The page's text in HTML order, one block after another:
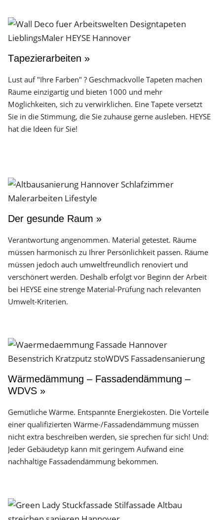
Tapezierarbeiten »
Lust auf "Ihre Farben" ? Geschmackvolle Tapeten machen
Räume einzigartig und bieten 1000 und mehr
Möglichkeiten, sich zu verwirklichen. Eine Tapete versetzt
Sie in die Stimmung, die Sie zuhause gerne ausleben. HEYSE
hat die Ideen für Sie!
Der gesunde Raum »
Verantwortung angenommen. Material getestet. Räume
müssen harmonisch zu Ihrer Persönlichkeit passen. Räume
müssen jedoch auch umweltfreundlich renoviert und
verschönert werden. Deshalb erfolgt vor Beginn der Arbeit
bei HEYSE eine strenge Material-Prüfung nach relevanten
Umwelt-Kriterien.
Wärmedämmung – Fassadendämmung –
WDVS »
Gemütliche Wärme. Entspannte Energiekosten. Die Vorteile
einer qualifizierten Wärme-/Fassadendämmung müssen
nicht extra beschreiben werden, sie sprechen für sich! Und:
Jeder Gebäudetyp kann mit geringem Aufwand eine
nachhaltige Fassadendämmung bekommen.